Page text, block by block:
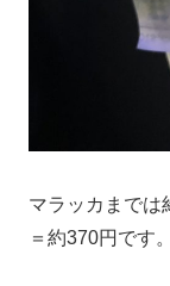
マラッカまでは
＝約370円です。